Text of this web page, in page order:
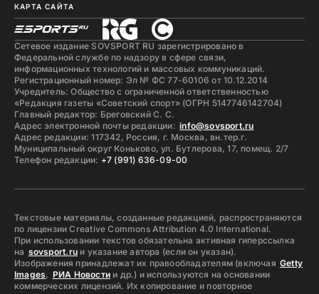
КАРТА САЙТА
Сетевое издание SOVSPORT RU зарегистрировано в
Федеральной службе по надзору в сфере связи,
информационных технологий и массовых коммуникаций.
Регистрационный номер: Эл № ФС 77-60106 от 10.12.2014
Учредитель: Общество с ограниченной ответственностью
«Редакция газеты «Советский спорт» (ОГРН 5147746142704)
Главный редактор: Бреговский С. С.
Адрес электронной почты редакции: info@sovsport.ru
Адрес редакции: 117342, Россия, г. Москва, вн.тер.г.
Муниципальный округ Коньково, ул. Бутлерова, 17, помещ. 2/7
Телефон редакции: +7 (991) 636-09-00
Текстовые материалы, созданные редакцией, распространяются
по лицензии Creative Commons Attribution 4.0 International.
При использовании текстов обязательна активная гиперссылка
на sovsport.ruи указание автора (если он указан).
Изображения принадлежат их правообладателям (включая Getty
Images, РИА Новости и др.) и используются на основании
коммерческих лицензий. Их копирование и повторное